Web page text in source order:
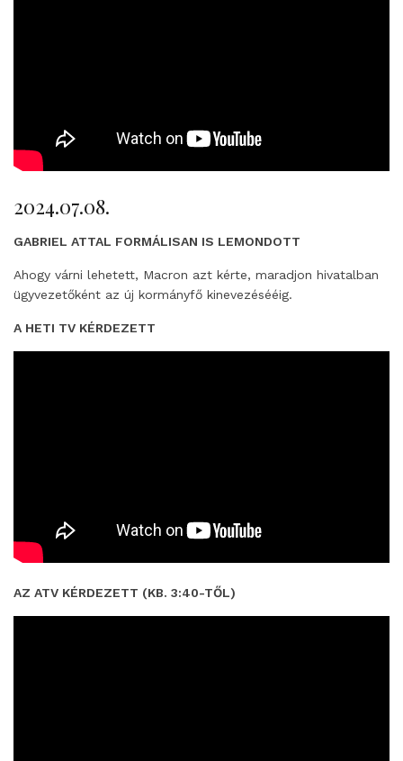
2024.07.08.
GABRIEL ATTAL FORMÁLISAN IS LEMONDOTT
Ahogy várni lehetett, Macron azt kérte, maradjon hivatalban
ügyvezetőként az új kormányfő kinevezésééig.
A HETI TV KÉRDEZETT
AZ ATV KÉRDEZETT (KB. 3:40-TŐL)